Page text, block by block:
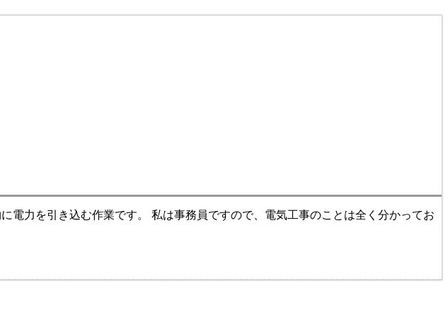
力を引き込む作業です。 私は事務員ですので、電気工事のことは全く分かってお